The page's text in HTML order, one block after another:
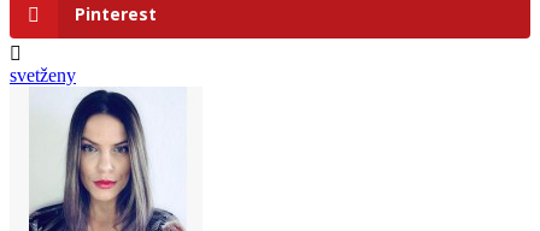
Pinterest
svetženy